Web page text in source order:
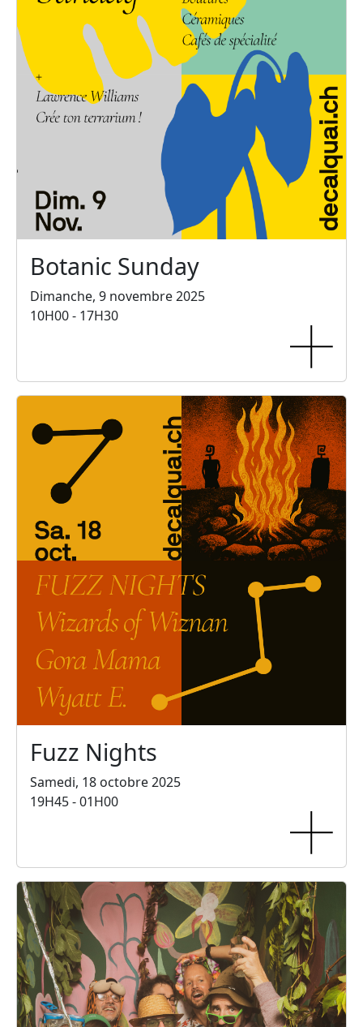
Botanic Sunday
Dimanche, 9 novembre 2025
10H00 - 17H30
Fuzz Nights
Samedi, 18 octobre 2025
19H45 - 01H00